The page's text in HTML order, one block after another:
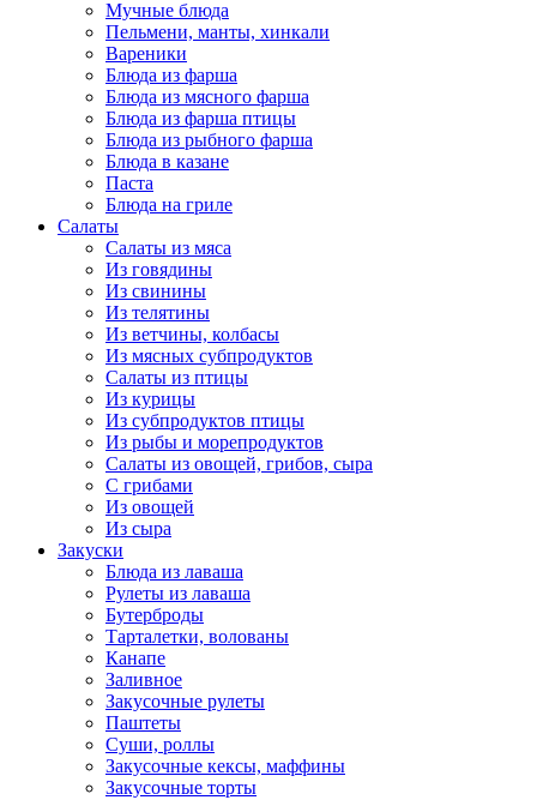
Мучные блюда
Пельмени, манты, хинкали
Вареники
Блюда из фарша
Блюда из мясного фарша
Блюда из фарша птицы
Блюда из рыбного фарша
Блюда в казане
Паста
Блюда на гриле
Салаты
Салаты из мяса
Из говядины
Из свинины
Из телятины
Из ветчины, колбасы
Из мясных субпродуктов
Салаты из птицы
Из курицы
Из субпродуктов птицы
Из рыбы и морепродуктов
Салаты из овощей, грибов, сыра
С грибами
Из овощей
Из сыра
Закуски
Блюда из лаваша
Рулеты из лаваша
Бутерброды
Тарталетки, волованы
Канапе
Заливное
Закусочные рулеты
Паштеты
Суши, роллы
Закусочные кексы, маффины
Закусочные торты